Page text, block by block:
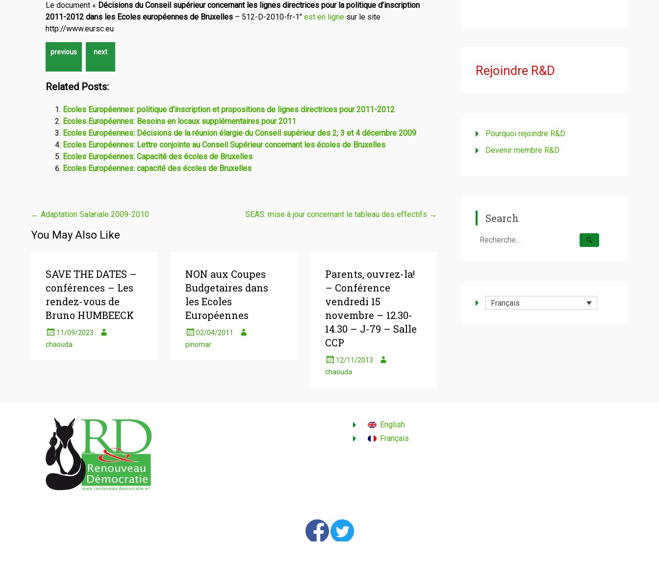
Le document « Décisions du Conseil supérieur concernant les lignes directrices pour la politique d’inscription
2011-2012 dans les Ecoles européennes de Bruxelles – 512-D-2010-fr-1″ est en ligne sur le site
http://www.eursc.eu
Related Posts:
Ecoles Européennes: politique d’inscription et propositions de lignes directrices pour 2011-2012
Ecoles Européennes: Besoins en locaux supplémentaires pour 2011
Ecoles Européennes: Décisions de la réunion élargie du Conseil supérieur des 2, 3 et 4 décembre 2009
Ecoles Européennes: Lettre conjointe au Conseil Supérieur concernant les écoles de Bruxelles
Ecoles Européennes: Capacité des écoles de Bruxelles
Ecoles Européennes: capacité des écoles de Bruxelles
Navigation
de
← Adaptation Salariale 2009-2010 SEAS: mise à jour concernant le tableau des effectifs →
You May Also Like
SAVE THE DATES –
conférences – Les
rendez-vous de
Bruno HUMBEECK
11/09/2023
chaouda
NON aux Coupes
Budgetaires dans
les Ecoles
Européennes
02/04/2011
pinomar
Parents, ouvrez-la!
– Conférence
vendredi 15
novembre – 12.30-
14.30 – J-79 – Salle
CCP
12/11/2013
chaouda
Rejoindre R&D
Pourquoi rejoindre R&D
Devenir membre R&D
Search
Rechercher :
Français
English
Français